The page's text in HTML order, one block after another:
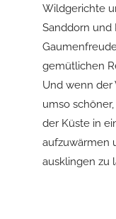
Wildgerichte
Sanddorn und
gemütlichen
Und wenn der
umso
der Küste in
aufzuwärmen
ausklingen zu